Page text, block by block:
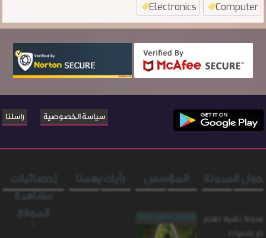
Computer
Electronics
سياسة الخصوصية راسلنا
حول المدونة
مدونة ثقنية تهتم
بلإعلاميات
المؤسس رأيك يهمنا
إحصائيات
مشاهدة
الموقع